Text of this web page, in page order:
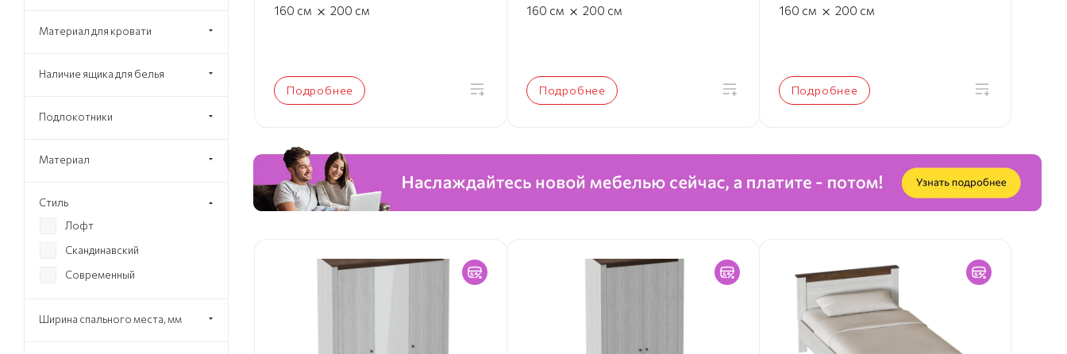
160 см × 200 см
Подробнее
160 см × 200 см
Подробнее
160 см × 200 см
Подробнее
Материал для кровати
Наличие ящика для белья
Подлокотники
Материал
Стиль
Лофт
Скандинавский
Современный
Ширина спального места, мм